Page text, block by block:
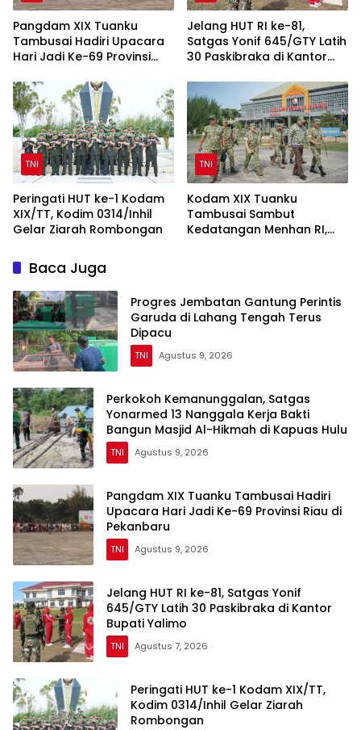
Pangdam XIX Tuanku
Tambusai Hadiri Upacara
Hari Jadi Ke-69 Provinsi
Jelang HUT RI ke-81,
Satgas Yonif 645/GTY Latih
30 Paskibraka di Kantor
TNI
Peringati HUT ke-1 Kodam
XIX/TT, Kodim 0314/Inhil
Gelar Ziarah Rombongan
TNI
Kodam XIX Tuanku
Tambusai Sambut
Kedatangan Menhan RI,
Baca Juga
Progres Jembatan Gantung Perintis
Garuda di Lahang Tengah Terus
Dipacu
TNI Agustus 9, 2026
Perkokoh Kemanunggalan, Satgas
Yonarmed 13 Nanggala Kerja Bakti
Bangun Masjid Al-Hikmah di Kapuas Hulu
TNI Agustus 9, 2026
Pangdam XIX Tuanku Tambusai Hadiri
Upacara Hari Jadi Ke-69 Provinsi Riau di
Pekanbaru
TNI Agustus 9, 2026
Jelang HUT RI ke-81, Satgas Yonif
645/GTY Latih 30 Paskibraka di Kantor
Bupati Yalimo
TNI Agustus 7, 2026
Peringati HUT ke-1 Kodam XIX/TT,
Kodim 0314/Inhil Gelar Ziarah
Rombongan